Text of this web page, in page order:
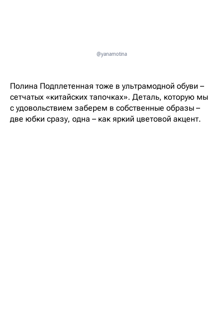
@yanamotina
Полина Подплетенная тоже в ультрамодной обуви –
сетчатых «китайских тапочках». Деталь, которую мы
с удовольствием заберем в собственные образы –
две юбки сразу, одна – как яркий цветовой акцент.